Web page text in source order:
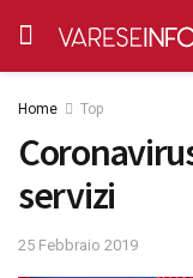
Home Top
servizi
25 Febbraio 2019